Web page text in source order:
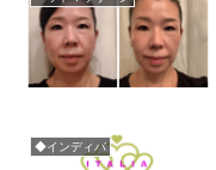
◆インディバ